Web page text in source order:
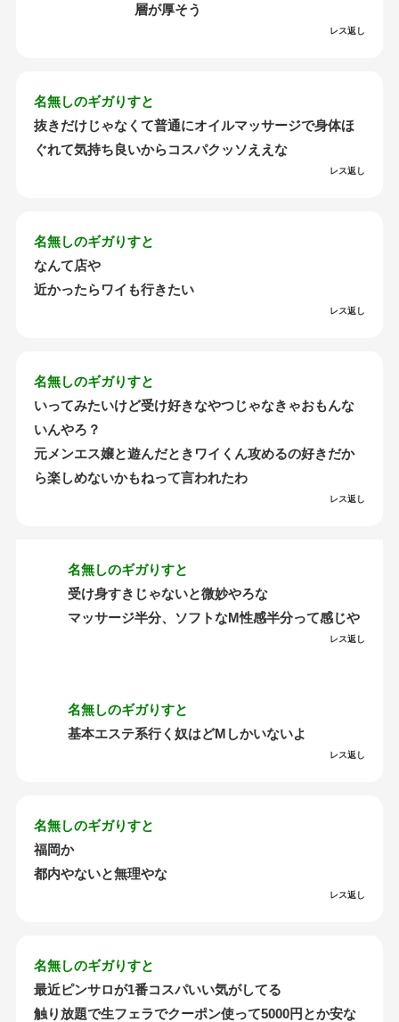
層が厚そう
レス返し
名無しのギガりすと
抜きだけじゃなくて普通にオイルマッサージで身体ほ
ぐれて気持ち良いからコスパクッソええな
レス返し
名無しのギガりすと
なんて店や
近かったらワイも行きたい
レス返し
名無しのギガりすと
いってみたいけど受け好きなやつじゃなきゃおもんな
いんやろ？
元メンエス嬢と遊んだときワイくん攻めるの好きだか
ら楽しめないかもねって言われたわ
レス返し
名無しのギガりすと
受け身すきじゃないと微妙やろな
マッサージ半分、ソフトなM性感半分って感じや
レス返し
名無しのギガりすと
基本エステ系行く奴はどMしかいないよ
レス返し
名無しのギガりすと
福岡か
都内やないと無理やな
レス返し
名無しのギガりすと
最近ピンサロが1番コスパいい気がしてる
触り放題で生フェラでクーポン使って5000円とか安な